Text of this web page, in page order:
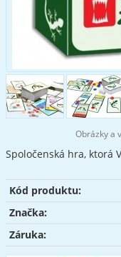
Obrázky a
Spoločenská hra, ktorá
Kód produktu:
Značka:
Záruka: